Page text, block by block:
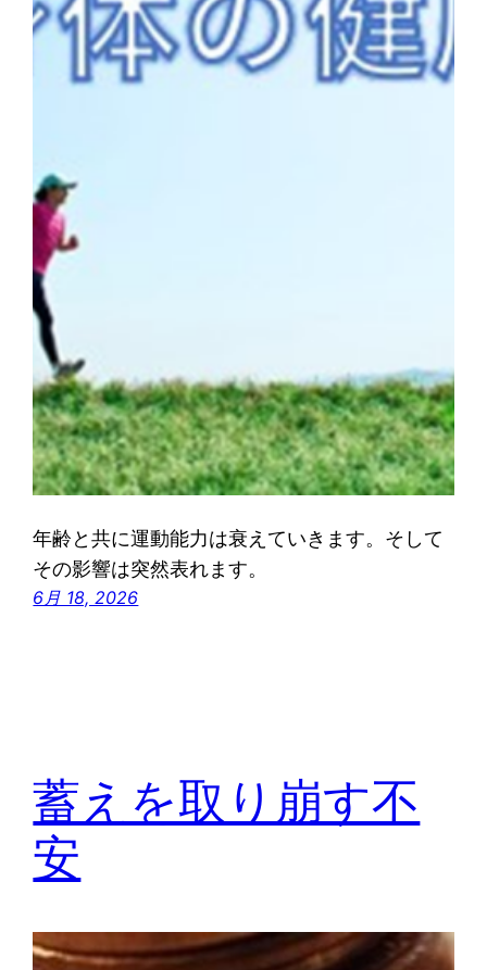
年齢と共に運動能力は衰えていきます。そして
その影響は突然表れます。
6月 18, 2026
蓄えを取り崩す不
安